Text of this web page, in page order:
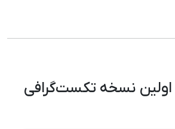
اولین نسخه تکست‌گرافی